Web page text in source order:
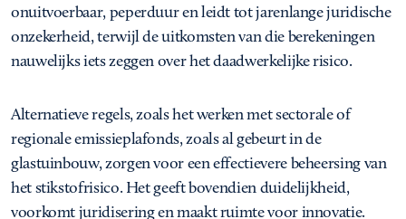
onuitvoerbaar, peperduur en leidt tot jarenlange juridische
onzekerheid, terwijl de uitkomsten van die berekeningen
nauwelijks iets zeggen over het daadwerkelijke risico.
Alternatieve regels, zoals het werken met sectorale of
regionale emissieplafonds, zoals al gebeurt in de
glastuinbouw, zorgen voor een effectievere beheersing van
het stikstofrisico. Het geeft bovendien duidelijkheid,
voorkomt juridisering en maakt ruimte voor innovatie.